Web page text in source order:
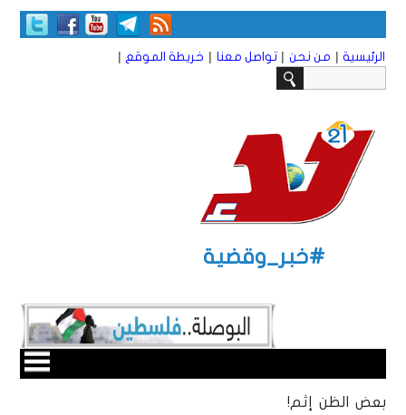
الرئيسية | من نحن | تواصل معنا | خريطة الموقع |
#خبر_وقضية
بعض الظن إثم!